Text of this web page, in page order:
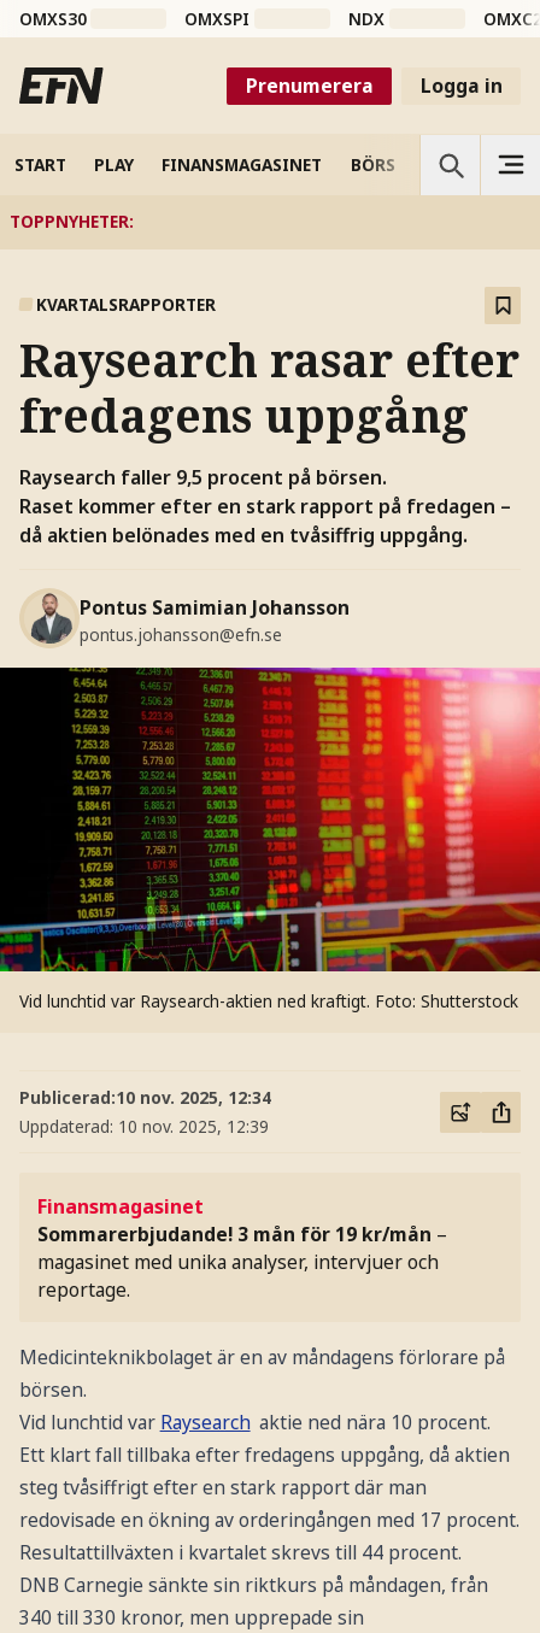
OMXS30 OMXSPI NDX
Prenumerera Logga in
START PLAY FINANSMAGASINET BÖRS VETENSKAP
TOPPNYHETER:
KVARTALSRAPPORTER
Raysearch rasar efter
fredagens uppgång
Raysearch faller 9,5 procent på börsen.
Raset kommer efter en stark rapport på fredagen –
då aktien belönades med en tvåsiffrig uppgång.
Pontus Samimian Johansson
pontus.johansson@efn.se
Vid lunchtid var Raysearch-aktien ned kraftigt. Foto: Shutterstock
Publicerad:10 nov. 2025, 12:34
Uppdaterad: 10 nov. 2025, 12:39
Finansmagasinet
Sommarerbjudande! 3 mån för 19 kr/mån –
magasinet med unika analyser, intervjuer och
reportage.
Medicinteknikbolaget är en av måndagens förlorare på
börsen.
Vid lunchtid var Raysearch aktie ned nära 10 procent.
Ett klart fall tillbaka efter fredagens uppgång, då aktien
steg tvåsiffrigt efter en stark rapport där man
redovisade en ökning av orderingången med 17 procent.
Resultattillväxten i kvartalet skrevs till 44 procent.
DNB Carnegie sänkte sin riktkurs på måndagen, från
340 till 330 kronor, men upprepade sin